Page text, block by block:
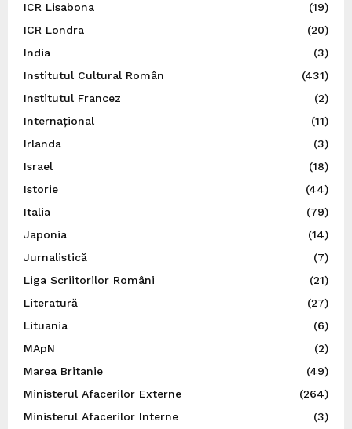
ICR Lisabona
(19)
ICR Londra
(20)
India
(3)
Institutul Cultural Român
(431)
Institutul Francez
(2)
Internațional
(11)
Irlanda
(3)
Israel
(18)
Istorie
(44)
Italia
(79)
Japonia
(14)
Jurnalistică
(7)
Liga Scriitorilor Români
(21)
Literatură
(27)
Lituania
(6)
MApN
(2)
Marea Britanie
(49)
Ministerul Afacerilor Externe
(264)
Ministerul Afacerilor Interne
(3)